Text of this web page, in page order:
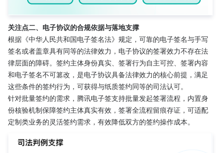
关注点二、电子协议的合规依据与落地支撑
根据《中华人民共和国电子签名法》规定，可靠的电子签名与手写
签名或者盖章具有同等的法律效力，电子协议的签署效力不存在法
律层面的障碍。签约主体身份真实、签署行为自主可控、签署内容
和电子签名不可篡改，是电子协议具备法律效力的核心前提，满足
这些条件的签约行为，可获得与纸质签约同等的司法认可。
针对批量签约的需求，腾讯电子签支持批量发起签署流程，内置身
份核验机制保障签约主体真实有效，签署全流程留痕存证，可适配
定制类业务的灵活签约需求，有效降低双方的签约操作成本。